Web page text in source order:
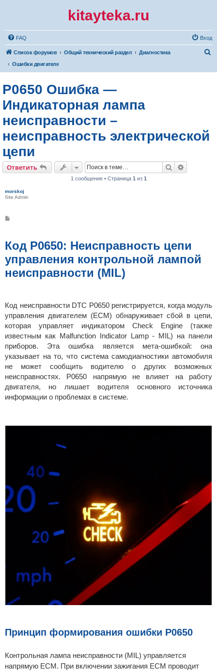
kitayteka.ru
FAQ Вход
Список форумов Общий технический раздел
Диагностика
Ошибки двигателя
P0650 Ошибка —
Индикаторная лампа
неисправности –
неисправность электрической
цепи
Ответить Поиск
1 сообщение • Страница 1 из 1
morskoj
Site Admin
щ
е
и
е
Код P0650: Неисправность цепи
управления контрольной лампой
неисправности (MIL)
Код неисправности DTC P0650 регистрируется, когда модуль
управления двигателем (ECM) обнаруживает сбой в цепи,
которая управляет индикатором Check Engine (также
известным как Malfunction Indicator Lamp - MIL) на панели
приборов. Эта ошибка является мета-ошибкой: она
указывает на то, что система самодиагностики автомобиля
не может сообщить водителю о других возможных
неисправностях. P0650 напрямую не влияет на работу
двигателя, но лишает водителя основного источника
информации о проблемах в системе.
Принцип формирования ошибки P0650
Контрольная лампа неисправности (MIL) управляется
напрямую ECM. При включении зажигания ECM проводит